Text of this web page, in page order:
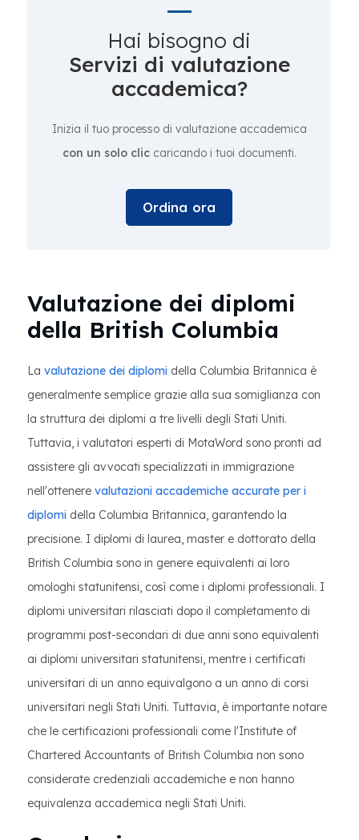
Hai bisogno di
Servizi di valutazione
accademica?
Inizia il tuo processo di valutazione accademica
con un solo cliccaricando i tuoi documenti.
Ordina ora
Valutazione dei diplomi
della British Columbia
La valutazione dei diplomi della Columbia Britannica è
generalmente semplice grazie alla sua somiglianza con
la struttura dei diplomi a tre livelli degli Stati Uniti.
Tuttavia, i valutatori esperti di MotaWord sono pronti ad
assistere gli avvocati specializzati in immigrazione
nell'ottenere valutazioni accademiche accurate per i
diplomi della Columbia Britannica, garantendo la
precisione. I diplomi di laurea, master e dottorato della
British Columbia sono in genere equivalenti ai loro
omologhi statunitensi, così come i diplomi professionali. I
diplomi universitari rilasciati dopo il completamento di
programmi post-secondari di due anni sono equivalenti
ai diplomi universitari statunitensi, mentre i certificati
universitari di un anno equivalgono a un anno di corsi
universitari negli Stati Uniti. Tuttavia, è importante notare
che le certificazioni professionali come l'Institute of
Chartered Accountants of British Columbia non sono
considerate credenziali accademiche e non hanno
equivalenza accademica negli Stati Uniti.